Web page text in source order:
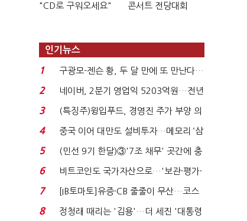
"CD로 구워오세요" 콘서트 전당대회
인기뉴스
1
구광모-젠슨 황, 두 달 만에 또 만난다…
로봇·AI 등 논...
2
네이버, 2분기 영업익 5203억원…전년
비 0.2% 감소...
3
(특징주)윙입푸드, 경영진 주가 부양 의
지에 상한가...
4
중국 이어 대만도 설비투자…메모리 ‘삼
국전쟁’
5
(민선 9기 한달)③'7조 채무' 곳간에 충
격…추미애, 20년...
6
비트코인도 국가자산으로…'보관·평가·
처분' 기준은 ...
7
[IB토마토]유증·CB 줄줄이 무산…코스
닥 벌점 급증에 ...
8
정청래 때리는 '김용'…더 세진 '대통령